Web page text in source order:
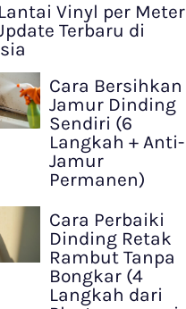
Vinyl per Meter
Terbaru di
Cara Bersihkan
Jamur Dinding
Sendiri (6
Langkah + Anti-
Jamur
Permanen)
Cara Perbaiki
Dinding Retak
Rambut Tanpa
Bongkar (4
Langkah dari